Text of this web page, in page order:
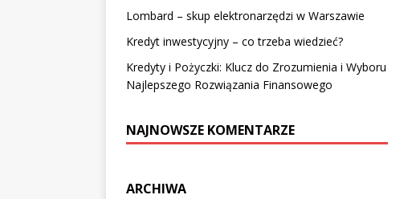
Lombard – skup elektronarzędzi w Warszawie
Kredyt inwestycyjny – co trzeba wiedzieć?
Kredyty i Pożyczki: Klucz do Zrozumienia i Wyboru
Najlepszego Rozwiązania Finansowego
NAJNOWSZE KOMENTARZE
ARCHIWA